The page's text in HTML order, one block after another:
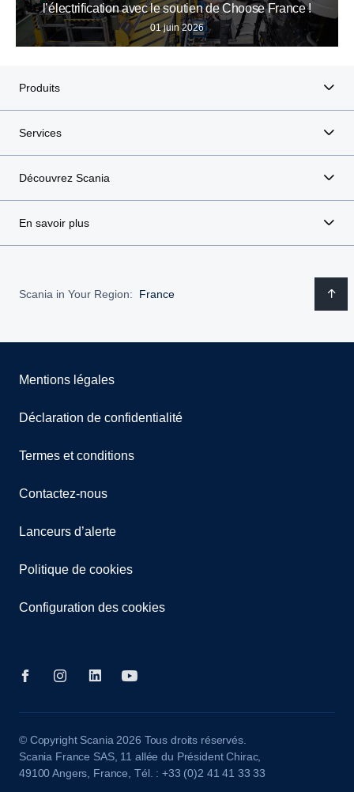
l’électrification avec le soutien de Choose France !
01 juin 2026
Produits
Services
Découvrez Scania
En savoir plus
Scania in Your Region: France
Mentions légales
Déclaration de confidentialité
Termes et conditions
Contactez-nous
Lanceurs d’alerte
Politique de cookies
Configuration des cookies
© Copyright Scania 2026 Tous droits réservés.
Scania France SAS, 11 allée du Président Chirac,
49100 Angers, France, Tél. : +33 (0)2 41 41 33 33